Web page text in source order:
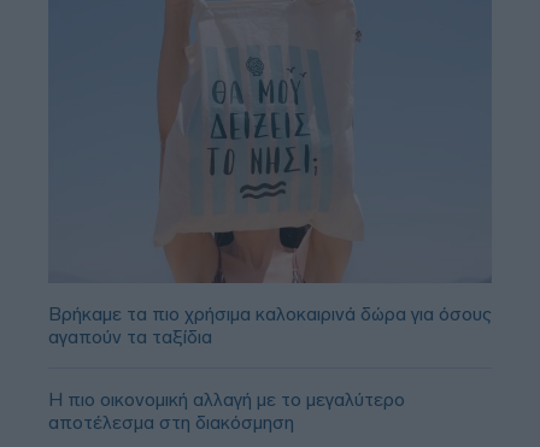
Βρήκαμε τα πιο χρήσιμα καλοκαιρινά δώρα για όσους
αγαπούν τα ταξίδια
Η πιο οικονομική αλλαγή με το μεγαλύτερο
αποτέλεσμα στη διακόσμηση